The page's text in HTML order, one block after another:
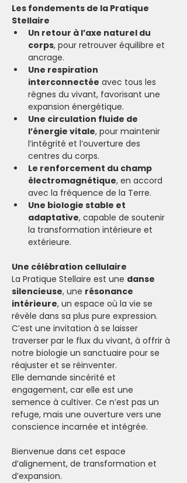
Les fondements de la Pratique
Stellaire
Un retour à l’axe naturel du
corps, pour retrouver équilibre et
ancrage.
Une respiration
interconnectée avec tous les
règnes du vivant, favorisant une
expansion énergétique.
Une circulation fluide de
l’énergie vitale, pour maintenir
l’intégrité et l’ouverture des
centres du corps.
Le renforcement du champ
électromagnétique, en accord
avec la fréquence de la Terre.
Une biologie stable et
adaptative, capable de soutenir
la transformation intérieure et
extérieure.
Une célébration cellulaire
La Pratique Stellaire est une danse
silencieuse, une résonance
intérieure, un espace où la vie se
révèle dans sa plus pure expression.
C’est une invitation à se laisser
traverser par le flux du vivant, à offrir à
notre biologie un sanctuaire pour se
réajuster et se réinventer.
Elle demande sincérité et
engagement, car elle est une
semence à cultiver. Ce n’est pas un
refuge, mais une ouverture vers une
conscience incarnée et intégrée.
Bienvenue dans cet espace
d’alignement, de transformation et
d’expansion.